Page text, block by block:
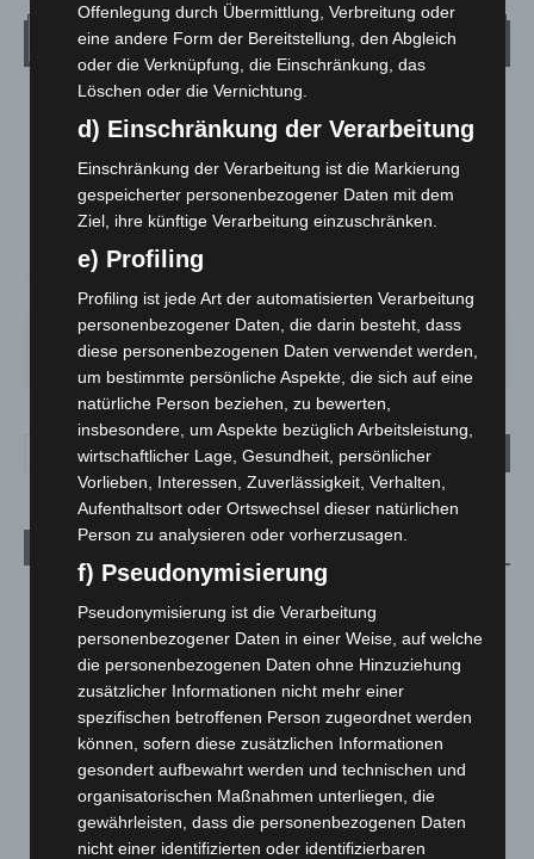
Wetter
LANGENHAGEN
Bedeckt
19.1°C 19.5°
17.7°
64% 1.6m/s 100%
FR.
19° 27° 33° 28° 22°
Waldbrandeinsatz aus Spanien zurück
7. August 2026
Hannover: Erste Tigermücken-Population in Niedersachsen
entdeckt
7. August 2026
Brand im „Haus der Begegnung“ in Neuwarmbüchen schnell
eingedämmt
6. August 2026
Offenlegung durch Übermittlung, Verbreitung oder
eine andere Form der Bereitstellung, den Abgleich
oder die Verknüpfung, die Einschränkung, das
Löschen oder die Vernichtung.
d) Einschränkung der Verarbeitung
Einschränkung der Verarbeitung ist die Markierung
gespeicherter personenbezogener Daten mit dem
Ziel, ihre künftige Verarbeitung einzuschränken.
e) Profiling
Profiling ist jede Art der automatisierten Verarbeitung
personenbezogener Daten, die darin besteht, dass
diese personenbezogenen Daten verwendet werden,
um bestimmte persönliche Aspekte, die sich auf eine
natürliche Person beziehen, zu bewerten,
insbesondere, um Aspekte bezüglich Arbeitsleistung,
wirtschaftlicher Lage, Gesundheit, persönlicher
Vorlieben, Interessen, Zuverlässigkeit, Verhalten,
Aufenthaltsort oder Ortswechsel dieser natürlichen
Person zu analysieren oder vorherzusagen.
f) Pseudonymisierung
Pseudonymisierung ist die Verarbeitung
personenbezogener Daten in einer Weise, auf welche
die personenbezogenen Daten ohne Hinzuziehung
zusätzlicher Informationen nicht mehr einer
spezifischen betroffenen Person zugeordnet werden
können, sofern diese zusätzlichen Informationen
gesondert aufbewahrt werden und technischen und
organisatorischen Maßnahmen unterliegen, die
gewährleisten, dass die personenbezogenen Daten
nicht einer identifizierten oder identifizierbaren